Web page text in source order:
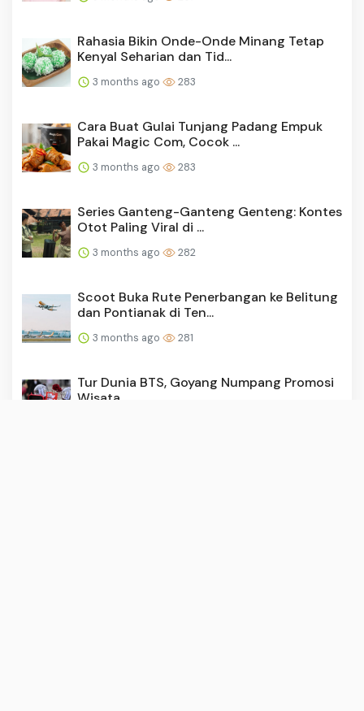
Rahasia Bikin Onde-Onde Minang Tetap
Kenyal Seharian dan Tid...
3 months ago 283
Cara Buat Gulai Tunjang Padang Empuk
Pakai Magic Com, Cocok ...
3 months ago 283
Series Ganteng-Ganteng Genteng: Kontes
Otot Paling Viral di ...
3 months ago 282
Scoot Buka Rute Penerbangan ke Belitung
dan Pontianak di Ten...
3 months ago 281
Tur Dunia BTS, Goyang Numpang Promosi
Wisata